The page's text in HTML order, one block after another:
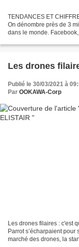
TENDANCES ET
On dénombre près de 3
dans le monde.
Les drones
Publié le 30/03/2021 à
Par OOKAWA-Corp
Les drones filaires : c'est
Parrot s’écharpaient
marché des drones, la